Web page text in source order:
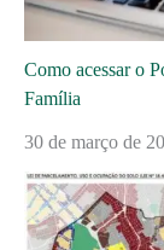
Como acessar o
Família
30 de março de